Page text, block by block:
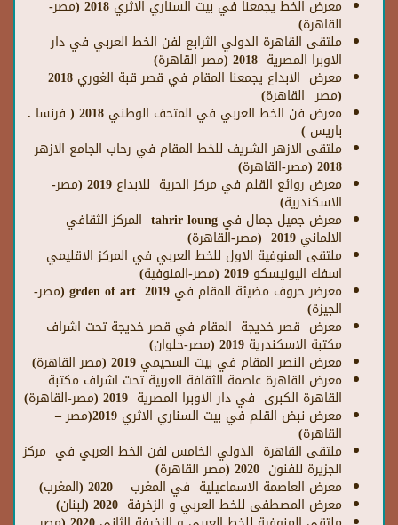
معرض الخط يجمعنا في بيت السناري الاثري 2018 (مصر-
القاهرة)
ملتقى القاهرة الدولي الثرابع لفن الخط العربي في دار
الاوبرا المصرية 2018 (مصر القاهرة)
معرض الابداع يجمعنا المقام في قصر قبة الغوري 2018
(مصر_القاهرة)
معرض فن الخط العربي في المتحف الوطني 2018 ( فرنسا .
باريس )
ملتقى الازهر الشريف للخط المقام في رحاب الجامع الازهر
2018 (مصر-القاهرة)
معرض روائع القلم في مركز الحرية للابداع 2019 (مصر-
الاسكندرية)
معرض جميل جمال في tahrir loung المركز الثقافي
الالماني 2019 (مصر-القاهرة)
ملتقى المنوفية الاول للخط العربي في المركز الاقليمي
اسفك اليونيسكو 2019 (مصر-المنوفية)
معرضر حروف مضيئة المقام في grden of art 2019 (مصر-
الجيزة)
معرض قصر خديجة المقام في قصر خديجة تحت اشراف
مكتبة الاسكندرية 2019 (مصر-حلوان )
معرض النصر المقام في بيت السحيمي 2019 (مصر القاهرة)
معرض القاهرة عاصمة الثقافة العربية تحت اشراف مكتبة
القاهرة الكبرى في دار الاوبرا المصرية 2019 (مصر-القاهرة)
معرض نبض القلم في بيت السناري الاثري 2019(مصر –
القاهرة)
ملتقى القاهرة الدولي الخامس لفن الخط العربي في مركز
الجزيرة للفنون 2020 (مصر القاهرة)
معرض العاصمة الاسماعيلية في المغرب 2020 (المغرب)
معرض المصطفى للخط العربي و الزخرفة 2020 (لبنان)